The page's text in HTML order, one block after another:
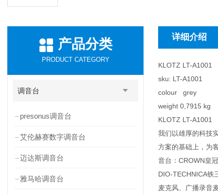
产品分类
PRODUCT CATEGORY
调音台
presonus调音台
艾伦赫赛数字调音台
迈达斯调音台
雅马哈调音台
详细介绍
KLOTZ LT-A1001
sku: LT-A1001
colour grey
weight 0,7915 kg
KLOTZ LT-A1001
我们以雄厚的科技
方案的基础上，为
音台：CROWN皇
DIO-TECHNICA铁
麦克风、广播录音